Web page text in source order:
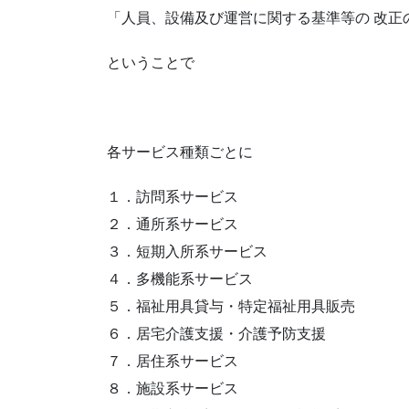
「人員、設備及び運営に関する基準等の 改正
ということで
各サービス種類ごとに
１．訪問系サービス
２．通所系サービス
３．短期入所系サービス
４．多機能系サービス
５．福祉用具貸与・特定福祉用具販売
６．居宅介護支援・介護予防支援
７．居住系サービス
８．施設系サービス